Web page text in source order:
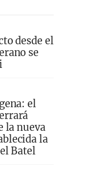
desde el
se
el
la nueva
la
Batel